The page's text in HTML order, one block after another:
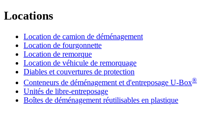
Locations
Location de camion de déménagement
Location de fourgonnette
Location de remorque
Location de véhicule de remorquage
Diables et couvertures de protection
Conteneurs de déménagement et d'entreposage U-Box®
Unités de libre-entreposage
Boîtes de déménagement réutilisables en plastique